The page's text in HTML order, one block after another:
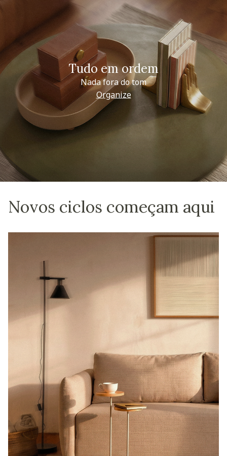
Tudo em ordem
Nada fora do tom
Organize
Novos ciclos começam aqui